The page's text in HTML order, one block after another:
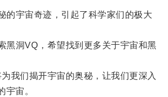
宇宙奇迹，引起了科学家们的极大
洞VQ，希望找到更多关于宇宙和黑
们揭开宇宙的奥秘，让我们更深入
宇宙。